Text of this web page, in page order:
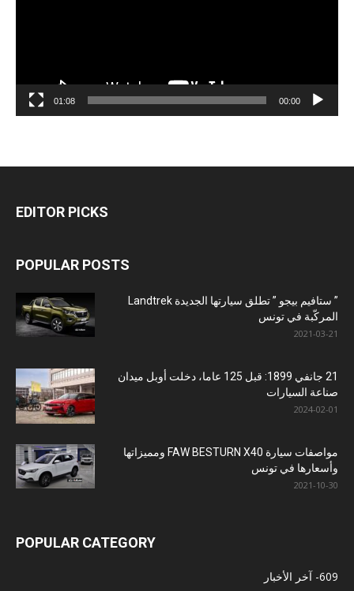
00:00
01:08
EDITOR PICKS
POPULAR POSTS
” ستافيم بيجو ” تطلق سيارتها الجديدة Landtrek
المركّبة في تونس
2021-03-21
21 جانفي 1899: قبل 125 عاما، دخلت أوبل ميدان
صناعة السيارات
2024-02-01
مواصفات سيارة FAW BESTURN X40 ومميزاتها
وأسعارها في تونس
2021-10-30
POPULAR CATEGORY
- آخر الأخبار609